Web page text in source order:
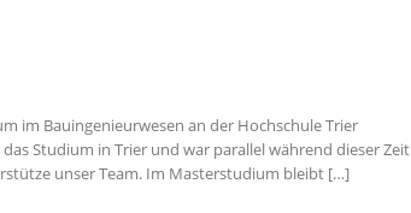
im Bauingenieurwesen an der Hochschule Trier
Studium in Trier und war parallel während dieser Zeit
unser Team. Im Masterstudium bleibt […]